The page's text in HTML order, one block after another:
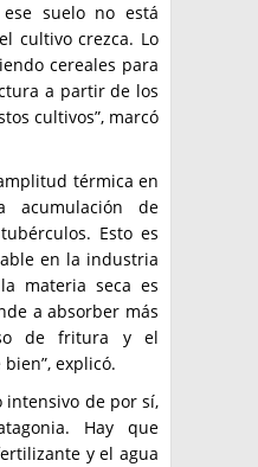
suelo no está
cultivo crezca. Lo
cereales para
a partir de los
cultivos”, marcó
térmica en
acumulación de
Esto es
en la industria
materia seca es
a absorber más
de fritura y el
explicó.
intensivo de por sí,
Hay que
y el agua